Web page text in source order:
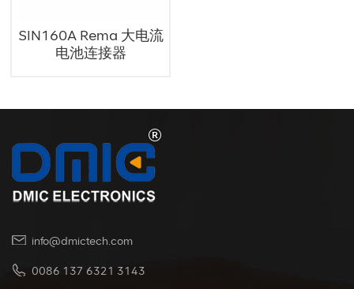
SIN160A Rema 大电流
电池连接器
info@dmictech.com
0086 137 6321 3143